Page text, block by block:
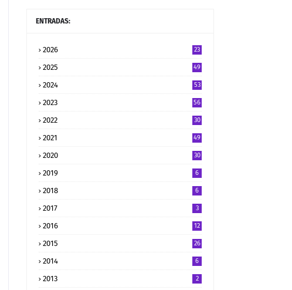
ENTRADAS:
2026 23
2025 49
2024 53
2023 56
2022 30
2021 49
2020 30
2019 6
2018 6
2017 3
2016 12
2015 26
2014 6
2013 2